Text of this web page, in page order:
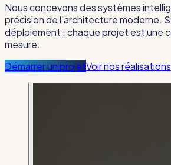
Nous concevons des systèmes
précision de l'architecture moderne.
déploiement : chaque projet est une
mesure.
Démarrer un projetVoir nos réalisations